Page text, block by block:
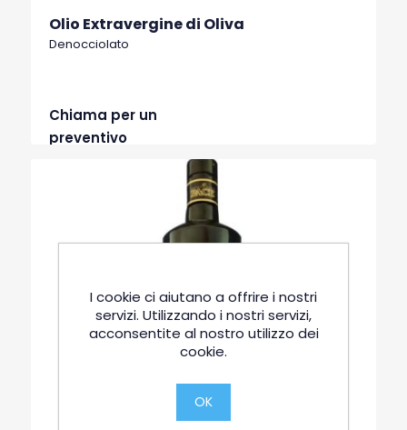
Olio Extravergine di Oliva
Denocciolato
Chiama per un
preventivo
I cookie ci aiutano a offrire i nostri
servizi. Utilizzando i nostri servizi,
acconsentite al nostro utilizzo dei
cookie.
OK